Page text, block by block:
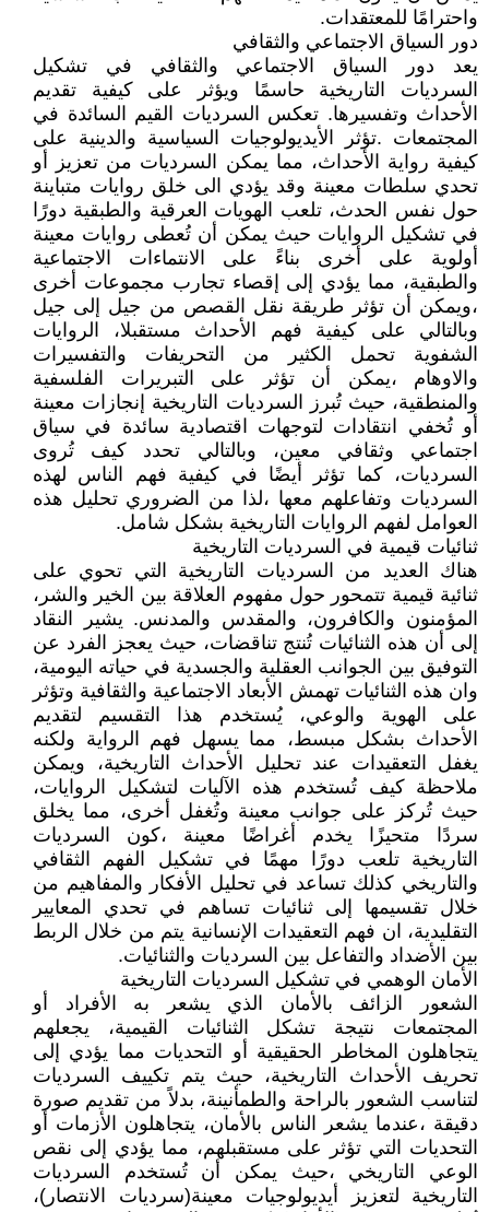
واحترامًا للمعتقدات.
دور السياق الاجتماعي والثقافي
يعد دور السياق الاجتماعي والثقافي في تشكيل
السرديات التاريخية حاسمًا ويؤثر على كيفية تقديم
الأحداث وتفسيرها. تعكس السرديات القيم السائدة في
المجتمعات .تؤثر الأيديولوجيات السياسية والدينية على
كيفية رواية الأحداث، مما يمكن السرديات من تعزيز أو
تحدي سلطات معينة وقد يؤدي الى خلق روايات متباينة
حول نفس الحدث، تلعب الهويات العرقية والطبقية دورًا
في تشكيل الروايات حيث يمكن أن تُعطى روايات معينة
أولوية على أخرى بناءً على الانتماءات الاجتماعية
والطبقية، مما يؤدي إلى إقصاء تجارب مجموعات أخرى
،ويمكن أن تؤثر طريقة نقل القصص من جيل إلى جيل
وبالتالي على كيفية فهم الأحداث مستقبلا، الروايات
الشفوية تحمل الكثير من التحريفات والتفسيرات
والاوهام ،يمكن أن تؤثر على التبريرات الفلسفية
والمنطقية، حيث تُبرز السرديات التاريخية إنجازات معينة
أو تُخفي انتقادات لتوجهات اقتصادية سائدة في سياق
اجتماعي وثقافي معين، وبالتالي تحدد كيف تُروى
السرديات، كما تؤثر أيضًا في كيفية فهم الناس لهذه
السرديات وتفاعلهم معها ،لذا من الضروري تحليل هذه
العوامل لفهم الروايات التاريخية بشكل شامل.
ثنائيات قيمية في السرديات التاريخية
هناك العديد من السرديات التاريخية التي تحوي على
ثنائية قيمية تتمحور حول مفهوم العلاقة بين الخير والشر،
المؤمنون والكافرون، والمقدس والمدنس. يشير النقاد
إلى أن هذه الثنائيات تُنتج تناقضات، حيث يعجز الفرد عن
التوفيق بين الجوانب العقلية والجسدية في حياته اليومية،
وان هذه الثنائيات تهمش الأبعاد الاجتماعية والثقافية وتؤثر
على الهوية والوعي، يُستخدم هذا التقسيم لتقديم
الأحداث بشكل مبسط، مما يسهل فهم الرواية ولكنه
يغفل التعقيدات عند تحليل الأحداث التاريخية، ويمكن
ملاحظة كيف تُستخدم هذه الآليات لتشكيل الروايات،
حيث تُركز على جوانب معينة وتُغفل أخرى، مما يخلق
سردًا متحيزًا يخدم أغراضًا معينة ،كون السرديات
التاريخية تلعب دورًا مهمًا في تشكيل الفهم الثقافي
والتاريخي كذلك تساعد في تحليل الأفكار والمفاهيم من
خلال تقسيمها إلى ثنائيات تساهم في تحدي المعايير
التقليدية، ان فهم التعقيدات الإنسانية يتم من خلال الربط
بين الأضداد والتفاعل بين السرديات والثنائيات.
الأمان الوهمي في تشكيل السرديات التاريخية
الشعور الزائف بالأمان الذي يشعر به الأفراد أو
المجتمعات نتيجة تشكل الثنائيات القيمية، يجعلهم
يتجاهلون المخاطر الحقيقية أو التحديات مما يؤدي إلى
تحريف الأحداث التاريخية، حيث يتم تكييف السرديات
لتناسب الشعور بالراحة والطمأنينة، بدلاً من تقديم صورة
دقيقة ،عندما يشعر الناس بالأمان، يتجاهلون الأزمات أو
التحديات التي تؤثر على مستقبلهم، مما يؤدي إلى نقص
الوعي التاريخي ،حيث يمكن أن تُستخدم السرديات
التاريخية لتعزيز أيديولوجيات معينة(سرديات الانتصار)،